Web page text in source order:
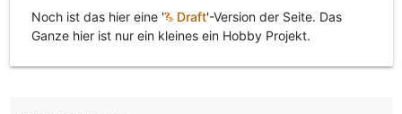
Noch ist das hier eine ' Draft'-Version der Seite. Das
Ganze hier ist nur ein kleines ein Hobby Projekt.